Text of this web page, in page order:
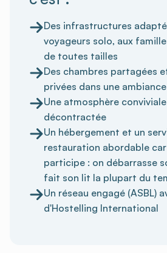
Des infrastructures
voyageurs solo, aux
de toutes tailles
Des chambres partagées
privées dans une
Une atmosphère
décontractée
Un hébergement et un
restauration abordable
participe : on débarrasse
fait son lit la plupart du
Un réseau engagé (ASBL)
d'Hostelling International